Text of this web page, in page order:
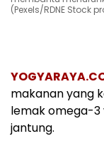
(Pexels/RDNE Stock
makanan yang
lemak omega-
jantung.